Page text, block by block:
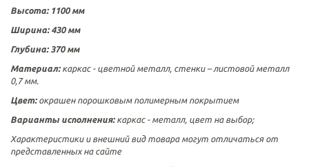
Высота: 1100 мм
Ширина: 430 мм
Глубина: 370 мм
Материал: каркас - цветной металл, стенки – листовой металл
0,7 мм.
Цвет:окрашен порошковым полимерным покрытием
Варианты исполнения: каркас - металл, цвет на выбор;
Характеристики и внешний вид товара могут отличаться от
представленных на сайте